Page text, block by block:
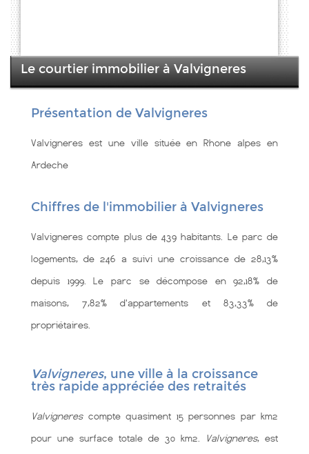
Le courtier immobilier à Valvigneres
Présentation de Valvigneres
Valvigneres est une ville située en Rhone alpes en
Ardeche
Chiffres de l'immobilier à Valvigneres
Valvigneres compte plus de 439 habitants. Le parc de
logements, de 246 a suivi une croissance de 28,13%
depuis 1999. Le parc se décompose en 92,18% de
maisons, 7,82% d'appartements et 83,33% de
propriétaires.
Valvigneres, une ville à la croissance
très rapide appréciée des retraités
Valvignerescompte quasiment 15 personnes par km2
pour une surface totale de 30 km2.
Valvigneres, est